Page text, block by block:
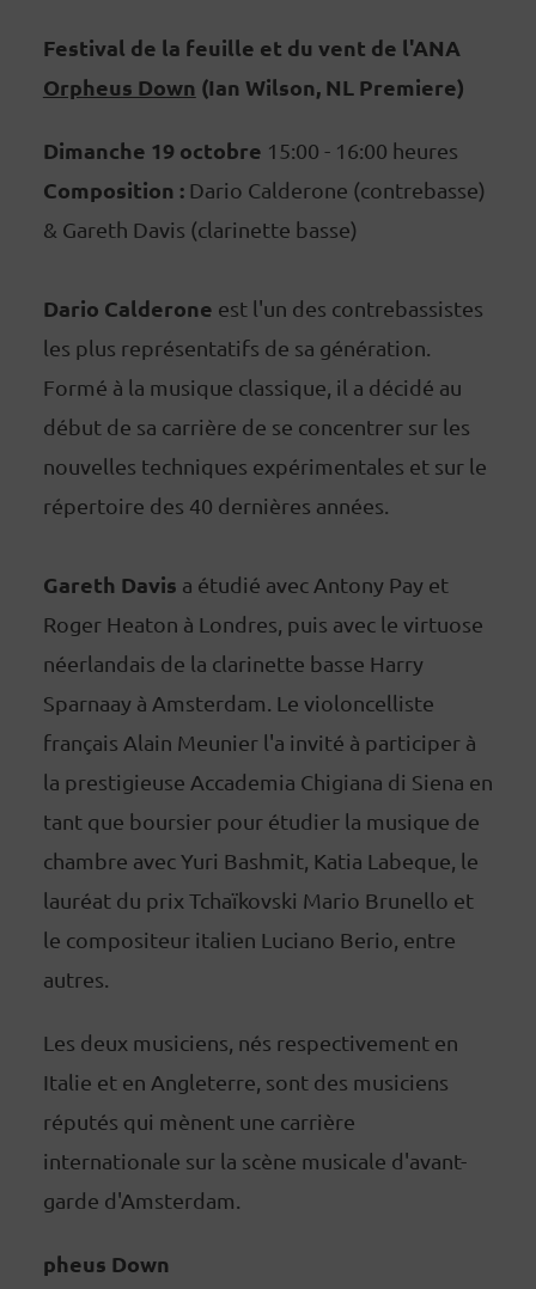
Festival de la feuille et du vent de l'ANA
Orpheus Down (Ian Wilson, NL Premiere)
Dimanche 19 octobre 15:00 - 16:00 heures
Composition :Dario Calderone (contrebasse)
& Gareth Davis (clarinette basse)
Dario Calderone est l'un des contrebassistes
les plus représentatifs de sa génération.
Formé à la musique classique, il a décidé au
début de sa carrière de se concentrer sur les
nouvelles techniques expérimentales et sur le
répertoire des 40 dernières années.
Gareth Davis a étudié avec Antony Pay et
Roger Heaton à Londres, puis avec le virtuose
néerlandais de la clarinette basse Harry
Sparnaay à Amsterdam. Le violoncelliste
français Alain Meunier l'a invité à participer à
la prestigieuse Accademia Chigiana di Siena en
tant que boursier pour étudier la musique de
chambre avec Yuri Bashmit, Katia Labeque, le
lauréat du prix Tchaïkovski Mario Brunello et
le compositeur italien Luciano Berio, entre
autres.
Les deux musiciens, nés respectivement en
Italie et en Angleterre, sont des musiciens
réputés qui mènent une carrière
internationale sur la scène musicale d'avant-
garde d'Amsterdam.
pheus Down